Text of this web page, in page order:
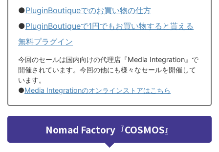
●PluginBoutiqueでのお買い物の仕方
●PluginBoutiqueで1円でもお買い物すると貰える
無料プラグイン
今回のセールは国内向けの代理店『Media Integration』で
開催されています。今回の他にも様々なセールを開催して
います。
●Media Integrationのオンラインストアはこちら
Nomad Factory『COSMOS』